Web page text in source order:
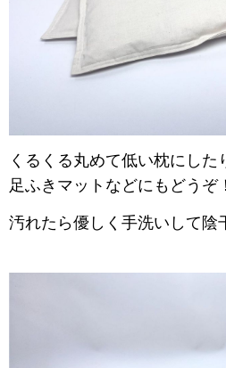
くるくる丸めて低い枕にした
足ふきマットなどにもどうぞ！
汚れたら優しく手洗いして陰